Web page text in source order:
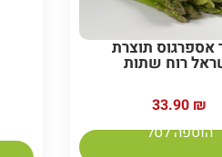
אספרגוס תוצרת
רוח שתות
33.90 ₪
הוספה לסל